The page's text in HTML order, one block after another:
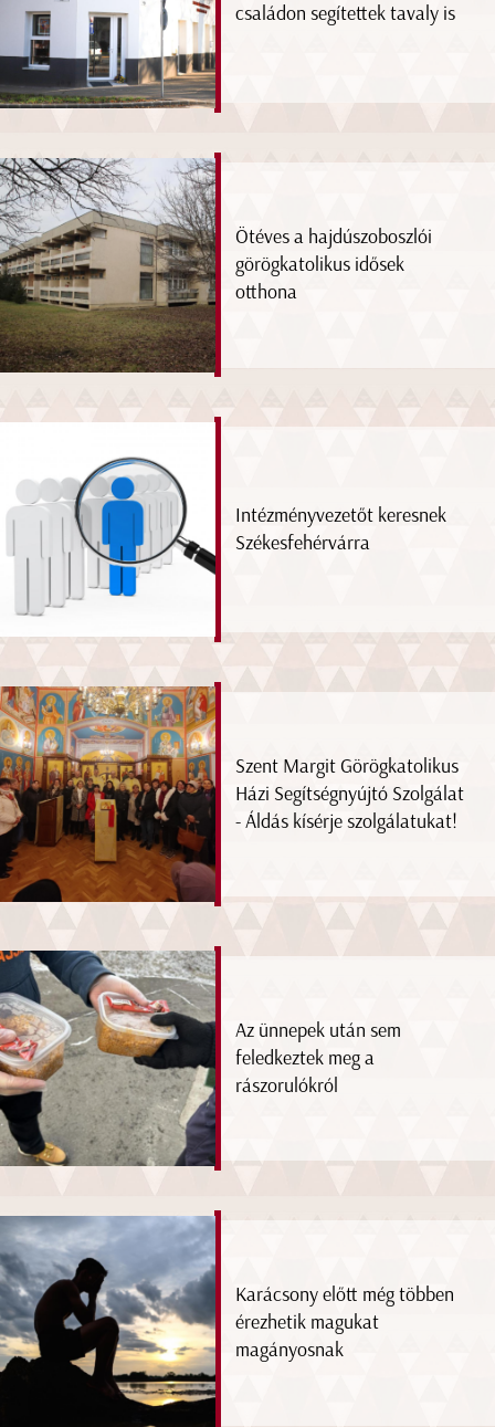
családon segítettek tavaly is
Ötéves a hajdúszoboszlói
görögkatolikus idősek
otthona
Intézményvezetőt keresnek
Székesfehérvárra
Szent Margit Görögkatolikus
Házi Segítségnyújtó Szolgálat
- Áldás kísérje szolgálatukat!
Az ünnepek után sem
feledkeztek meg a
rászorulókról
Karácsony előtt még többen
érezhetik magukat
magányosnak